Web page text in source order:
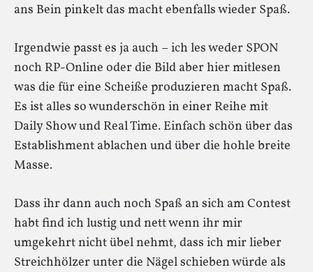
ans Bein pinkelt das macht ebenfalls wieder Spaß.
Irgendwie passt es ja auch – ich les weder SPON
noch RP-Online oder die Bild aber hier mitlesen
was die für eine Scheiße produzieren macht Spaß.
Es ist alles so wunderschön in einer Reihe mit
Daily Show und Real Time. Einfach schön über das
Establishment ablachen und über die hohle breite
Masse.
Dass ihr dann auch noch Spaß an sich am Contest
habt find ich lustig und nett wenn ihr mir
umgekehrt nicht übel nehmt, dass ich mir lieber
Streichhölzer unter die Nägel schieben würde als